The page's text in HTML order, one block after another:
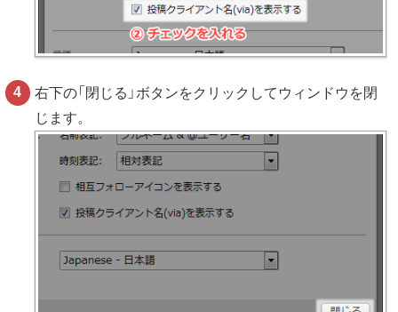
右下の「閉じる」ボタンをクリックしてウィンドウを閉
じます。